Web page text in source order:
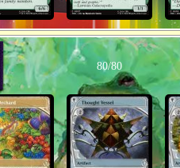
80/80